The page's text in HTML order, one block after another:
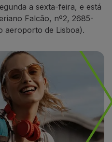
a sexta-feira, e está
Falcão, nº2, 2685-
aeroporto de Lisboa).